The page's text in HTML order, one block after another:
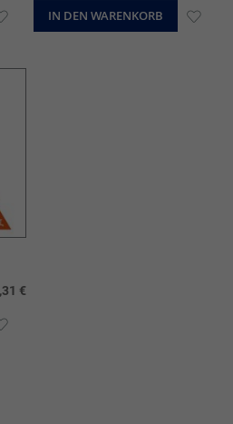
ZUR IN DEN WARENKORB ZUR
€
ZUR